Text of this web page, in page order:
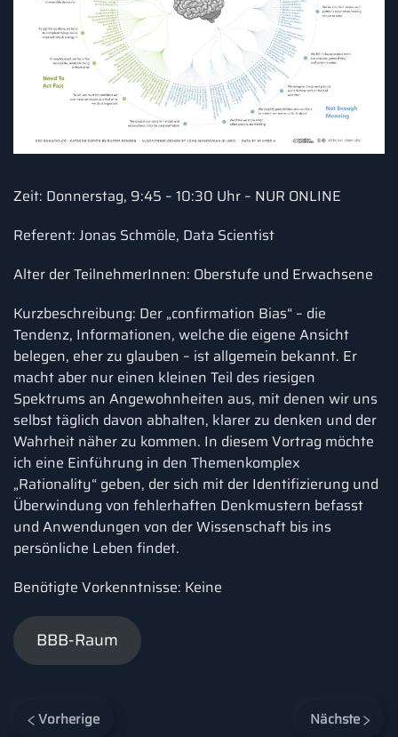
Zeit: Donnerstag, 9:45 – 10:30 Uhr – NUR ONLINE
Referent: Jonas Schmöle, Data Scientist
Alter der TeilnehmerInnen: Oberstufe und Erwachsene
Kurzbeschreibung: Der „confirmation Bias“ – die
Tendenz, Informationen, welche die eigene Ansicht
belegen, eher zu glauben – ist allgemein bekannt. Er
macht aber nur einen kleinen Teil des riesigen
Spektrums an Angewohnheiten aus, mit denen wir uns
selbst täglich davon abhalten, klarer zu denken und der
Wahrheit näher zu kommen. In diesem Vortrag möchte
ich eine Einführung in den Themenkomplex
„Rationality“ geben, der sich mit der Identifizierung und
Überwindung von fehlerhaften Denkmustern befasst
und Anwendungen von der Wissenschaft bis ins
persönliche Leben findet.
Benötigte Vorkenntnisse: Keine
BBB-Raum
Vorherige Nächste